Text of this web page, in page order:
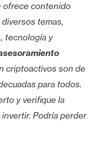
contenido
temas,
tecnología y
criptoactivos son de
para todos.
y verifique la
Podría perder